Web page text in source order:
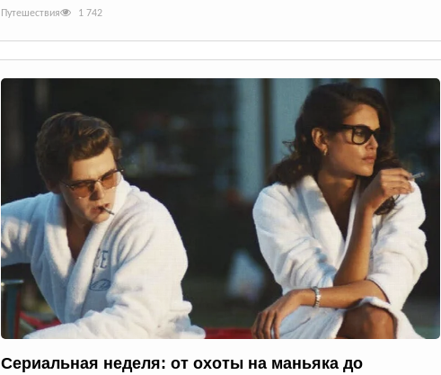
Путешествия 1 742
Сериальная неделя: от охоты на маньяка до